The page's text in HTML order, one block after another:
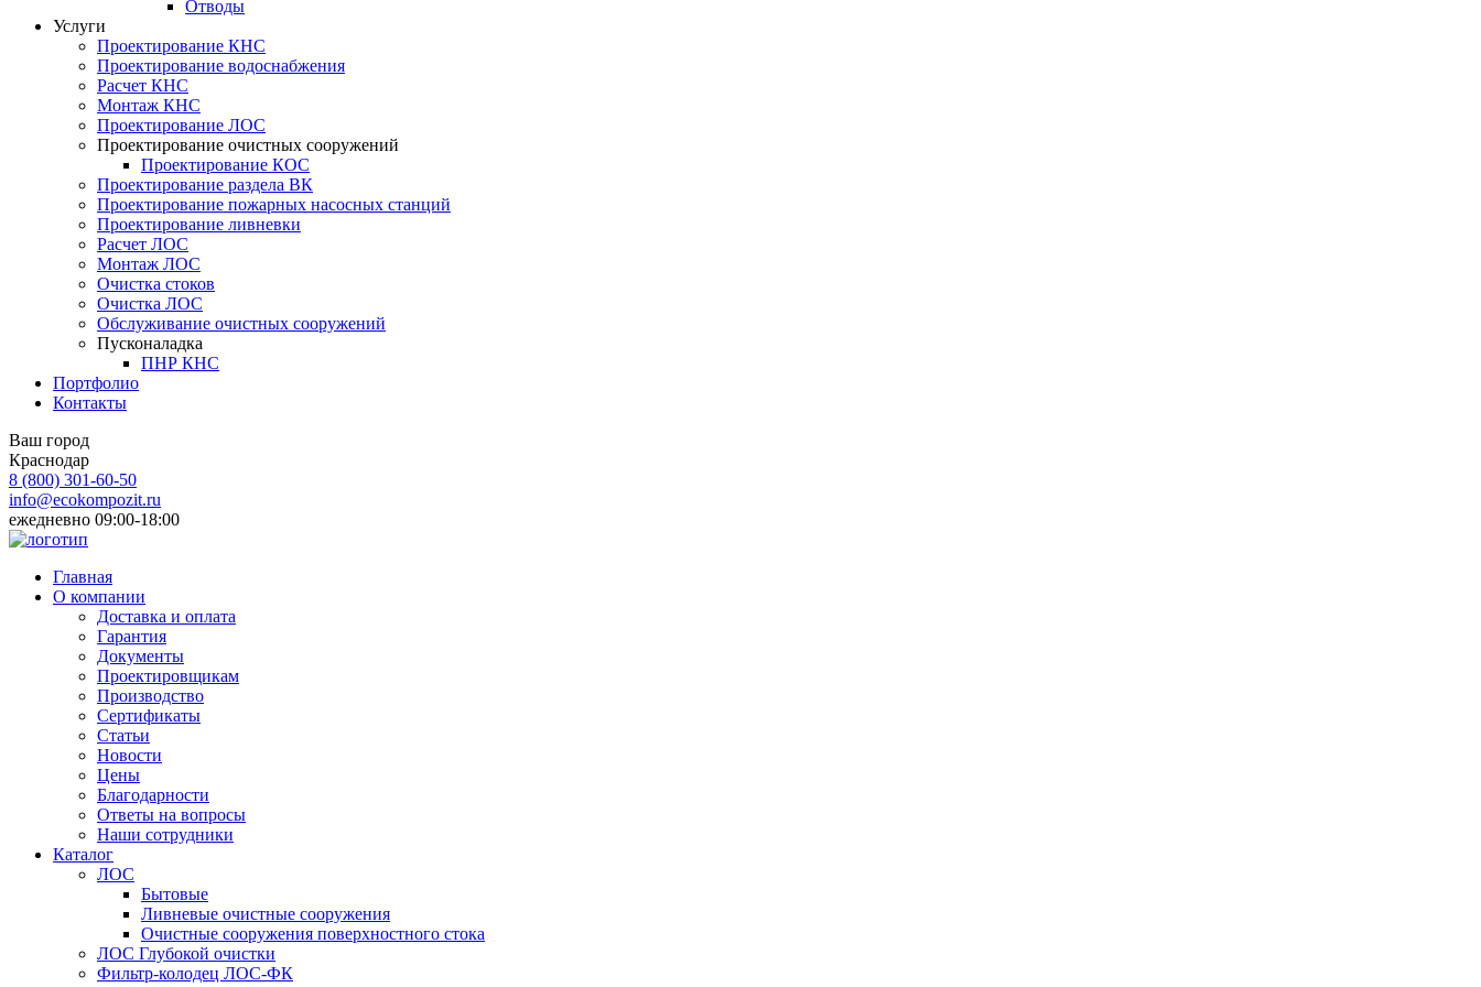
Отводы
Услуги
Проектирование КНС
Проектирование водоснабжения
Расчет КНС
Монтаж КНС
Проектирование ЛОС
Проектирование очистных сооружений
Проектирование КОС
Проектирование раздела ВК
Проектирование пожарных насосных станций
Проектирование ливневки
Расчет ЛОС
Монтаж ЛОС
Очистка стоков
Очистка ЛОС
Обслуживание очистных сооружений
Пусконаладка
ПНР КНС
Портфолио
Контакты
Ваш город
Краснодар
8 (800) 301-60-50
info@ecokompozit.ru
ежедневно 09:00-18:00
Главная
О компании
Доставка и оплата
Гарантия
Документы
Проектировщикам
Производство
Сертификаты
Статьи
Новости
Цены
Благодарности
Ответы на вопросы
Наши сотрудники
Каталог
ЛОС
Бытовые
Ливневые очистные сооружения
Очистные сооружения поверхностного стока
ЛОС Глубокой очистки
Фильтр-колодец ЛОС-ФК